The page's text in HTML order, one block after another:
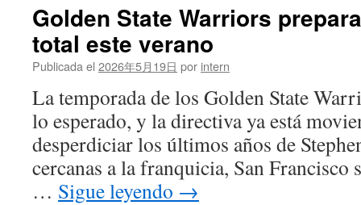
Golden State Warriors
total este verano
Publicada el 2026年5月19日 por intern
La temporada de los Golden State
lo esperado, y la directiva ya está
desperdiciar los últimos años de
cercanas a la franquicia, San Francisco
… Sigue leyendo →